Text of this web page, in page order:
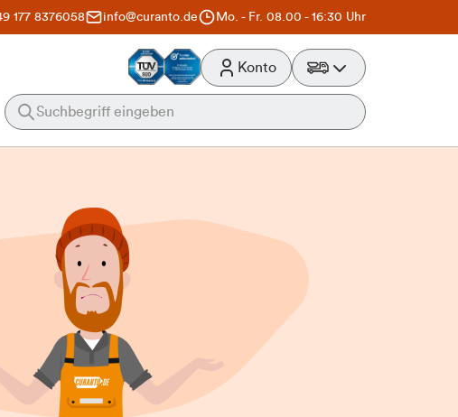
177 8376058 info@curanto.de Mo. - Fr. 08.00 - 16:30 Uhr
Konto